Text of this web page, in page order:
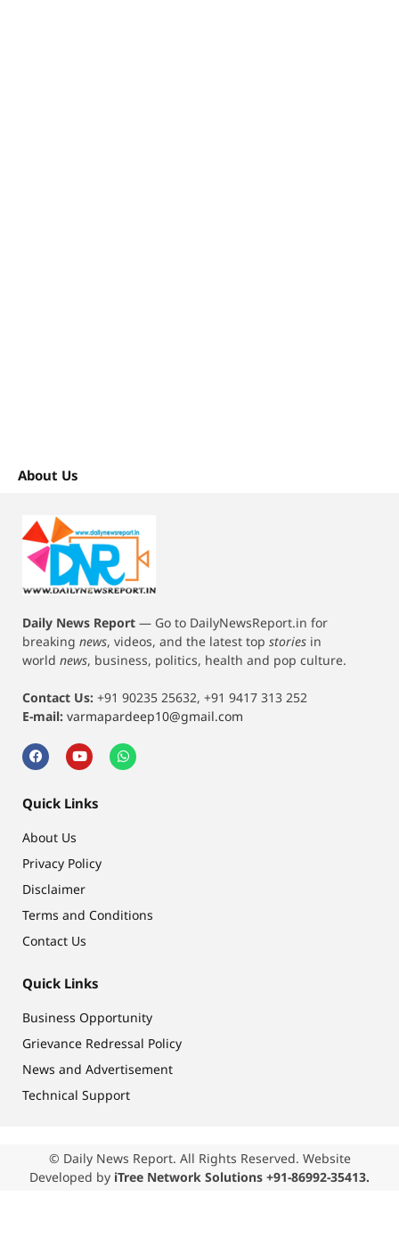
About Us
Daily News Report — Go to DailyNewsReport.in for
breaking news, videos, and the latest top stories in
world news, business, politics, health and pop culture.
Contact Us: +91 90235 25632, +91 9417 313 252
E-mail: varmapardeep10@gmail.com
Quick Links
About Us
Privacy Policy
Disclaimer
Terms and Conditions
Contact Us
Quick Links
Business Opportunity
Grievance Redressal Policy
News and Advertisement
Technical Support
© Daily News Report. All Rights Reserved. Website
Developed by iTree Network Solutions +91-86992-35413.